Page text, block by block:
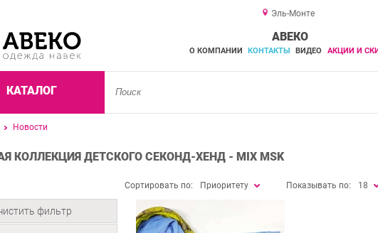
Эль-Монте
АВЕКО
О КОМПАНИИ КОНТАКТЫ ВИДЕО АКЦИИ И
КАТАЛОГ
Новости
КОЛЛЕКЦИЯ ДЕТСКОГО СЕКОНД-ХЕНД - MIX MSK
фильтр
Сортировать по: Приоритету Показывать по: 18